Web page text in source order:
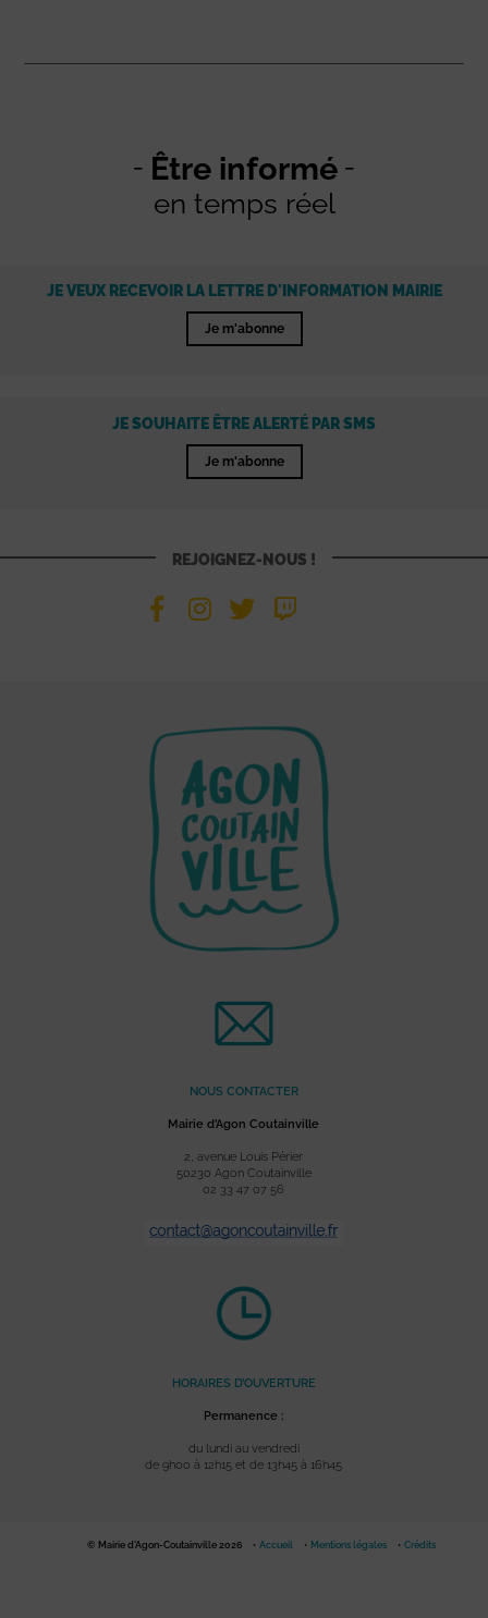
Être informé
en temps réel
JE VEUX RECEVOIR LA LETTRE D'INFORMATION MAIRIE
Je m'abonne
JE SOUHAITE ÊTRE ALERTÉ PAR SMS
Je m'abonne
REJOIGNEZ-NOUS !
NOUS CONTACTER
Mairie d’Agon Coutainville
2, avenue Louis Périer
50230 Agon Coutainville
02 33 47 07 56
HORAIRES D’OUVERTURE
Permanence :
du lundi au vendredi
de 9h00 à 12h15 et de 13h45 à 16h45
© Mairie d'Agon-Coutainville 2026 Accueil Mentions légales Crédits